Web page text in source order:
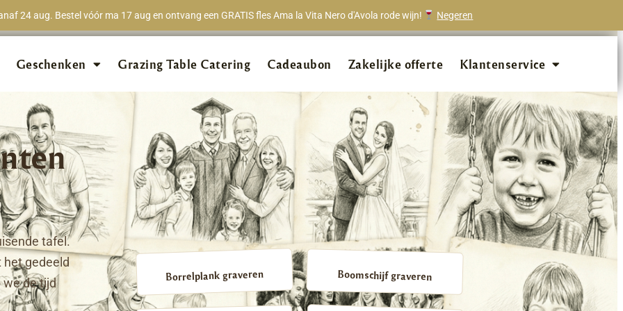
24 aug. Bestel vóór ma 17 aug en ontvang een GRATIS fles Ama la Vita Nero d'Avola rode wijn! Negeren
★★★★★98% van onze klanten beveelt ons aan!
Geschenken Grazing Table Catering Cadeaubon Zakelijke offerte Klantenservice
tafel.
gedeeld
we de tijd
Borrelplank graveren Boomschijf graveren